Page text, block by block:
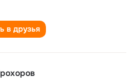
в друзья